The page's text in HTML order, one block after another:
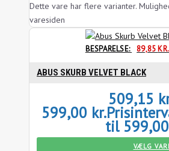
Dette vare har flere varianter.
varesiden
BESPARELSE: 89,85 KR.
ABUS SKURB VELVET BLACK
509,15
599,00 kr.
til
VÆLG